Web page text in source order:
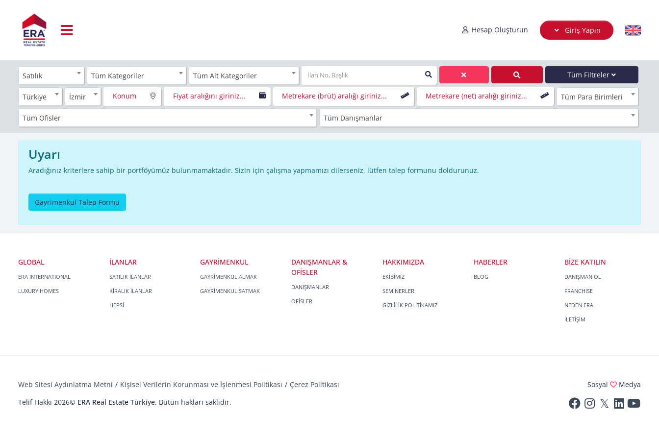
Hesap Oluşturun Giriş Yapın
Satılık Tüm Kategoriler Tüm Alt Kategoriler Tüm Filtreler
Türkiye İzmir Konum Fiyat aralığını giriniz... Metrekare (brüt) aralığı giriniz... Metrekare (net) aralığı giriniz... Tüm Para Birimleri
Tüm Ofisler Tüm Danışmanlar
Uyarı
Aradığınız kriterlere sahip bir portföyümüz bulunmamaktadır. Sizin için çalışma yapmamızı dilerseniz, lütfen talep formunu doldurunuz.
Gayrimenkul Talep Formu
GLOBAL
ERA INTERNATIONAL
LUXURY HOMES
İLANLAR
SATILIK İLANLAR
KİRALIK İLANLAR
HEPSİ
GAYRİMENKUL
GAYRİMENKUL ALMAK
GAYRİMENKUL SATMAK
DANIŞMANLAR &
OFİSLER
DANIŞMANLAR
OFİSLER
HAKKIMIZDA
EKİBİMİZ
SEMİNERLER
GİZLİLİK POLİTİKAMIZ
HABERLER
BLOG
BİZE KATILIN
DANIŞMAN OL
FRANCHISE
NEDEN ERA
İLETİŞİM
Web Sitesi Aydınlatma Metni Kişisel Verilerin Korunması ve İşlenmesi Politikası
Çerez Politikası
Telif Hakkı 2026© ERA Real Estate Türkiye. Bütün hakları saklıdır.
Sosyal Medya